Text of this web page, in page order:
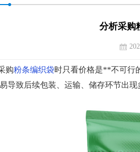
分析采购
购粉条编织袋时只看价格是**不可行
导致后续包装、运输、储存环节出